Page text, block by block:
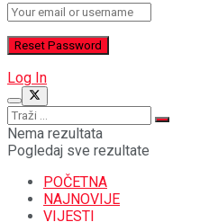
Log In
Nema rezultata
Pogledaj sve rezultate
POČETNA
NAJNOVIJE
VIJESTI